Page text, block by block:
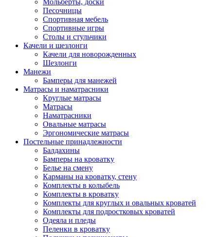
Мольберты, доски
Песочницы
Спортивная мебель
Спортивные игры
Столы и стульчики
Качели и шезлонги
Качели для новорожденных
Шезлонги
Манежи
Бамперы для манежей
Матрасы и наматрасники
Круглые матрасы
Матрасы
Наматрасники
Овальные матрасы
Эргономические матрасы
Постельные принадлежности
Балдахины
Бамперы на кроватку
Белье на смену
Карманы на кроватку, стену
Комплекты в колыбель
Комплекты в кроватку
Комплекты для круглых и овальных кроватей
Комплекты для подростковых кроватей
Одеяла и пледы
Пеленки в кроватку